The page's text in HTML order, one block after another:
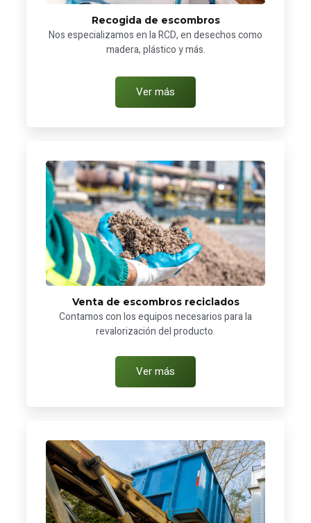
Recogida de escombros
Nos especializamos en la RCD, en desechos como
madera, plástico y más.
Ver más
Venta de escombros reciclados
Contamos con los equipos necesarios para la
revalorización del producto.
Ver más